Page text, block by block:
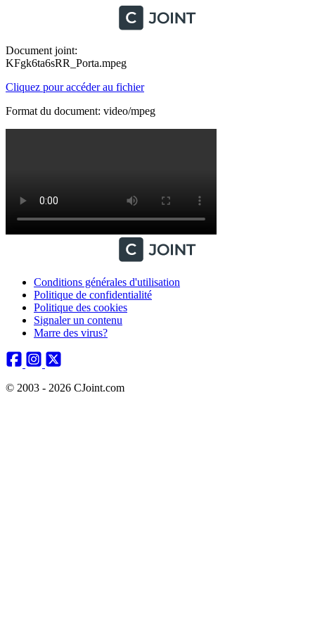
Document joint:
KFgk6ta6sRR_Porta.mpeg
Cliquez pour accéder au fichier
Format du document: video/mpeg
Conditions générales d'utilisation
Politique de confidentialité
Politique des cookies
Signaler un contenu
Marre des virus?
© 2003 - 2026 CJoint.com